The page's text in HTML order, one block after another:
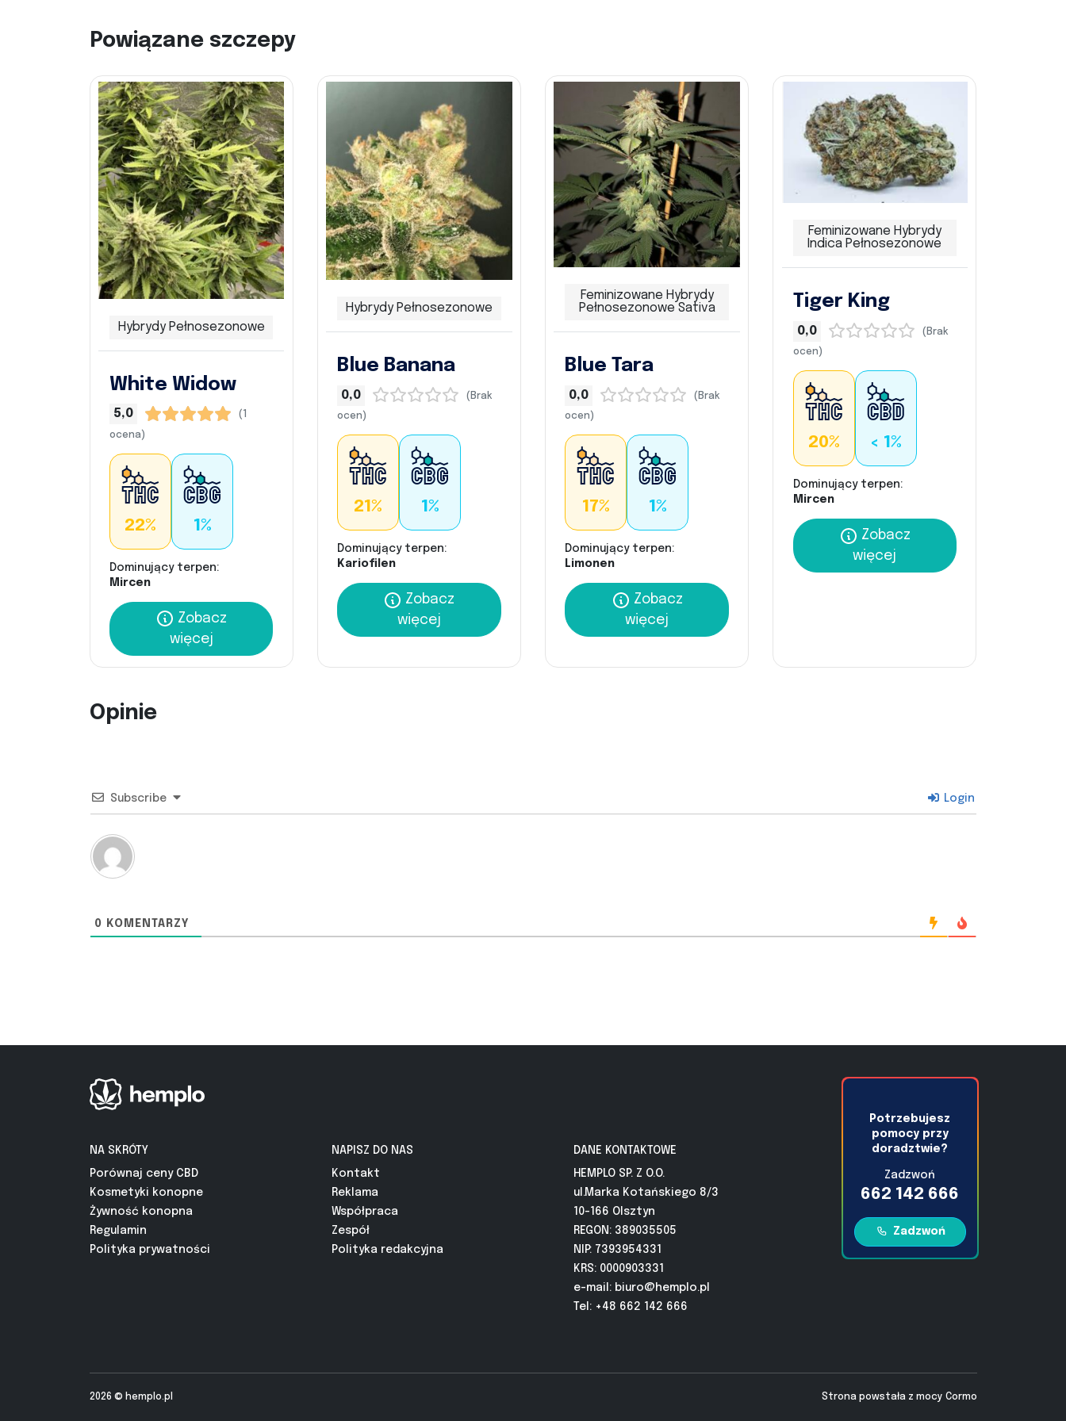
Powiązane szczepy
Hybrydy Pełnosezonowe
White Widow
5,0
(1
ocena)
22% 1%
Dominujący terpen:
Mircen
Zobacz
więcej
Hybrydy Pełnosezonowe
Blue Banana
0,0
(Brak
ocen)
21% 1%
Dominujący terpen:
Kariofilen
Zobacz
więcej
Feminizowane Hybrydy
Pełnosezonowe Sativa
Blue Tara
0,0
(Brak
ocen)
17% 1%
Dominujący terpen:
Limonen
Zobacz
więcej
Feminizowane Hybrydy
Indica Pełnosezonowe
Tiger King
0,0
(Brak
ocen)
20% < 1%
Dominujący terpen:
Mircen
Zobacz
więcej
Opinie
Subscribe Login
0 KOMENTARZY
NA SKRÓTY
Porównaj ceny CBD
Kosmetyki konopne
Żywność konopna
Regulamin
Polityka prywatności
NAPISZ DO NAS
Kontakt
Reklama
Współpraca
Zespół
Polityka redakcyjna
DANE KONTAKTOWE
HEMPLO SP. Z O.O.
ul.Marka Kotańskiego 8/3
10-166 Olsztyn
REGON: 389035505
NIP: 7393954331
KRS: 0000903331
e-mail: biuro@hemplo.pl
Tel: +48 662 142 666
Potrzebujesz
pomocy przy
doradztwie?
Zadzwoń
662 142 666
Zadzwoń
2026 © hemplo.pl Strona powstała z mocy Cormo